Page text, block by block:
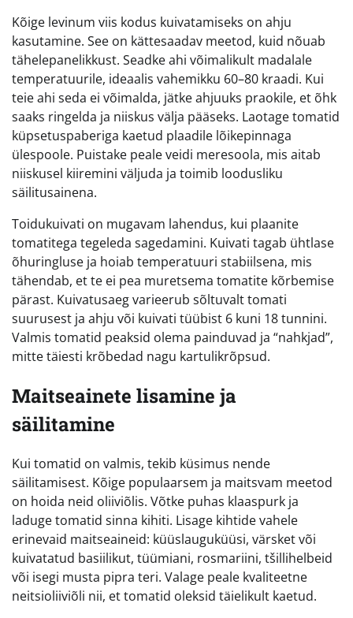
Kõige levinum viis kodus kuivatamiseks on ahju
kasutamine. See on kättesaadav meetod, kuid nõuab
tähelepanelikkust. Seadke ahi võimalikult madalale
temperatuurile, ideaalis vahemikku 60–80 kraadi. Kui
teie ahi seda ei võimalda, jätke ahjuuks praokile, et õhk
saaks ringelda ja niiskus välja pääseks. Laotage tomatid
küpsetuspaberiga kaetud plaadile lõikepinnaga
ülespoole. Puistake peale veidi meresoola, mis aitab
niiskusel kiiremini väljuda ja toimib loodusliku
säilitusainena.
Toidukuivati on mugavam lahendus, kui plaanite
tomatitega tegeleda sagedamini. Kuivati tagab ühtlase
õhuringluse ja hoiab temperatuuri stabiilsena, mis
tähendab, et te ei pea muretsema tomatite kõrbemise
pärast. Kuivatusaeg varieerub sõltuvalt tomati
suurusest ja ahju või kuivati tüübist 6 kuni 18 tunnini.
Valmis tomatid peaksid olema painduvad ja “nahkjad”,
mitte täiesti krõbedad nagu kartulikrõpsud.
Maitseainete lisamine ja
säilitamine
Kui tomatid on valmis, tekib küsimus nende
säilitamisest. Kõige populaarsem ja maitsvam meetod
on hoida neid oliiviõlis. Võtke puhas klaaspurk ja
laduge tomatid sinna kihiti. Lisage kihtide vahele
erinevaid maitseaineid: küüslauguküüsi, värsket või
kuivatatud basiilikut, tüümiani, rosmariini, tšillihelbeid
või isegi musta pipra teri. Valage peale kvaliteetne
neitsioliiviõli nii, et tomatid oleksid täielikult kaetud.